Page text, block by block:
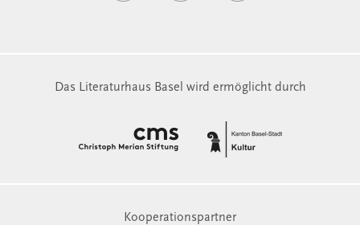
Das Literaturhaus Basel wird ermöglicht durch
Kooperationspartner